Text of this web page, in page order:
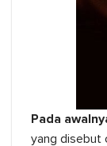
Pada
yang disebut